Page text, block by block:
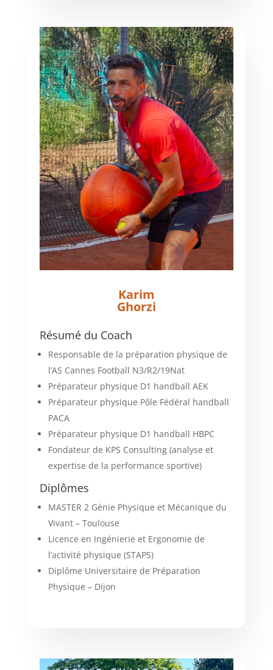
Karim
Ghorzi
Résumé du Coach
Responsable de la préparation physique de
l’AS Cannes Football N3/R2/19Nat
Préparateur physique D1 handball AEK
Préparateur physique Pôle Fédéral handball
PACA
Préparateur physique D1 handball HBPC
Fondateur de KPS Consulting (analyse et
expertise de la performance sportive)
Diplômes
MASTER 2 Génie Physique et Mécanique du
Vivant – Toulouse
Licence en Ingénierie et Ergonomie de
l’activité physique (STAPS)
Diplôme Universitaire de Préparation
Physique – Dijon